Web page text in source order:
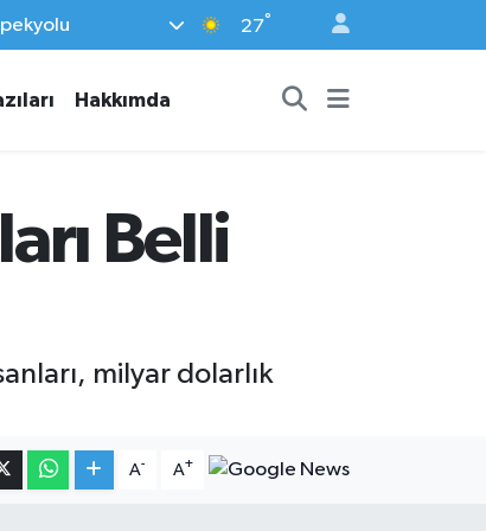
İpekyolu 27°
Hakkımda
Belli
milyar dolarlık
A- A+